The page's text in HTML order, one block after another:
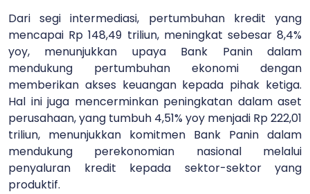
Dari segi intermediasi, pertumbuhan kredit yang
mencapai Rp 148,49 triliun, meningkat sebesar 8,4%
yoy, menunjukkan upaya Bank Panin dalam
mendukung pertumbuhan ekonomi dengan
memberikan akses keuangan kepada pihak ketiga.
Hal ini juga mencerminkan peningkatan dalam aset
perusahaan, yang tumbuh 4,51% yoy menjadi Rp 222,01
triliun, menunjukkan komitmen Bank Panin dalam
mendukung perekonomian nasional melalui
penyaluran kredit kepada sektor-sektor yang
produktif.